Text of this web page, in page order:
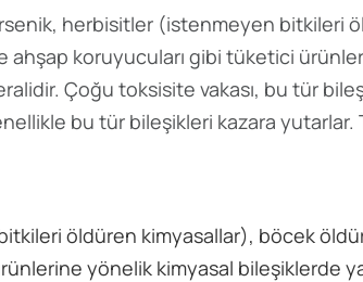
herbisitler (istenmeyen bitkileri
koruyucuları gibi tüketici
Çoğu toksisite vakası, bu tür
bu tür bileşikleri kazara yutarlar.
öldüren kimyasallar), böcek
yönelik kimyasal bileşiklerde